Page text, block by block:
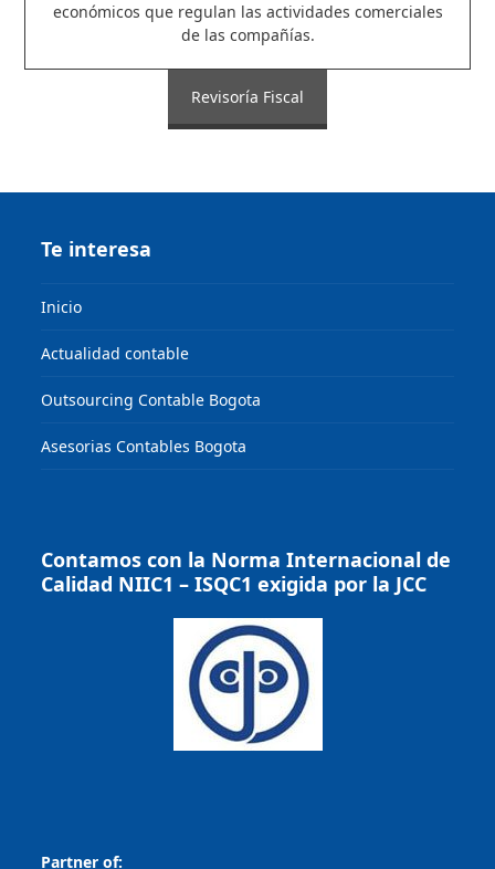
económicos que regulan las actividades comerciales
de las compañías.
Revisoría Fiscal
Te interesa
Inicio
Actualidad contable
Outsourcing Contable Bogota
Asesorias Contables Bogota
Contamos con la Norma Internacional de
Calidad NIIC1 – ISQC1 exigida por la JCC
Partner of: